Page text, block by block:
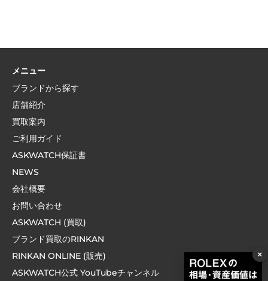
×
メニュー
ブランドから探す
店舗紹介
買取案内
ご利用ガイド
ASKWATCH保証書
NEWS
会社概要
お問い合わせ
ASKWATCH (買取)
ブランド買取のRINKAN
RINKAN ONLINE (販売)
ASKWATCH公式 YouTubeチャンネル